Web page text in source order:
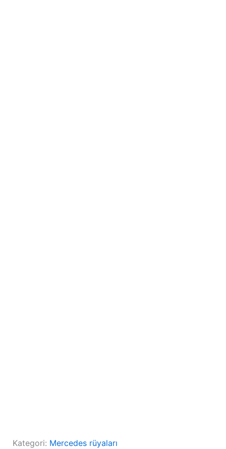
Kategori: Mercedes rüyaları